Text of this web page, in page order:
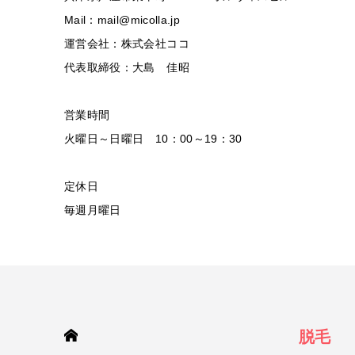
Mail：mail@micolla.jp
運営会社：株式会社ココ
代表取締役：大島 佳昭
営業時間
火曜日～日曜日 10：00～19：30
定休日
毎週月曜日
脱毛